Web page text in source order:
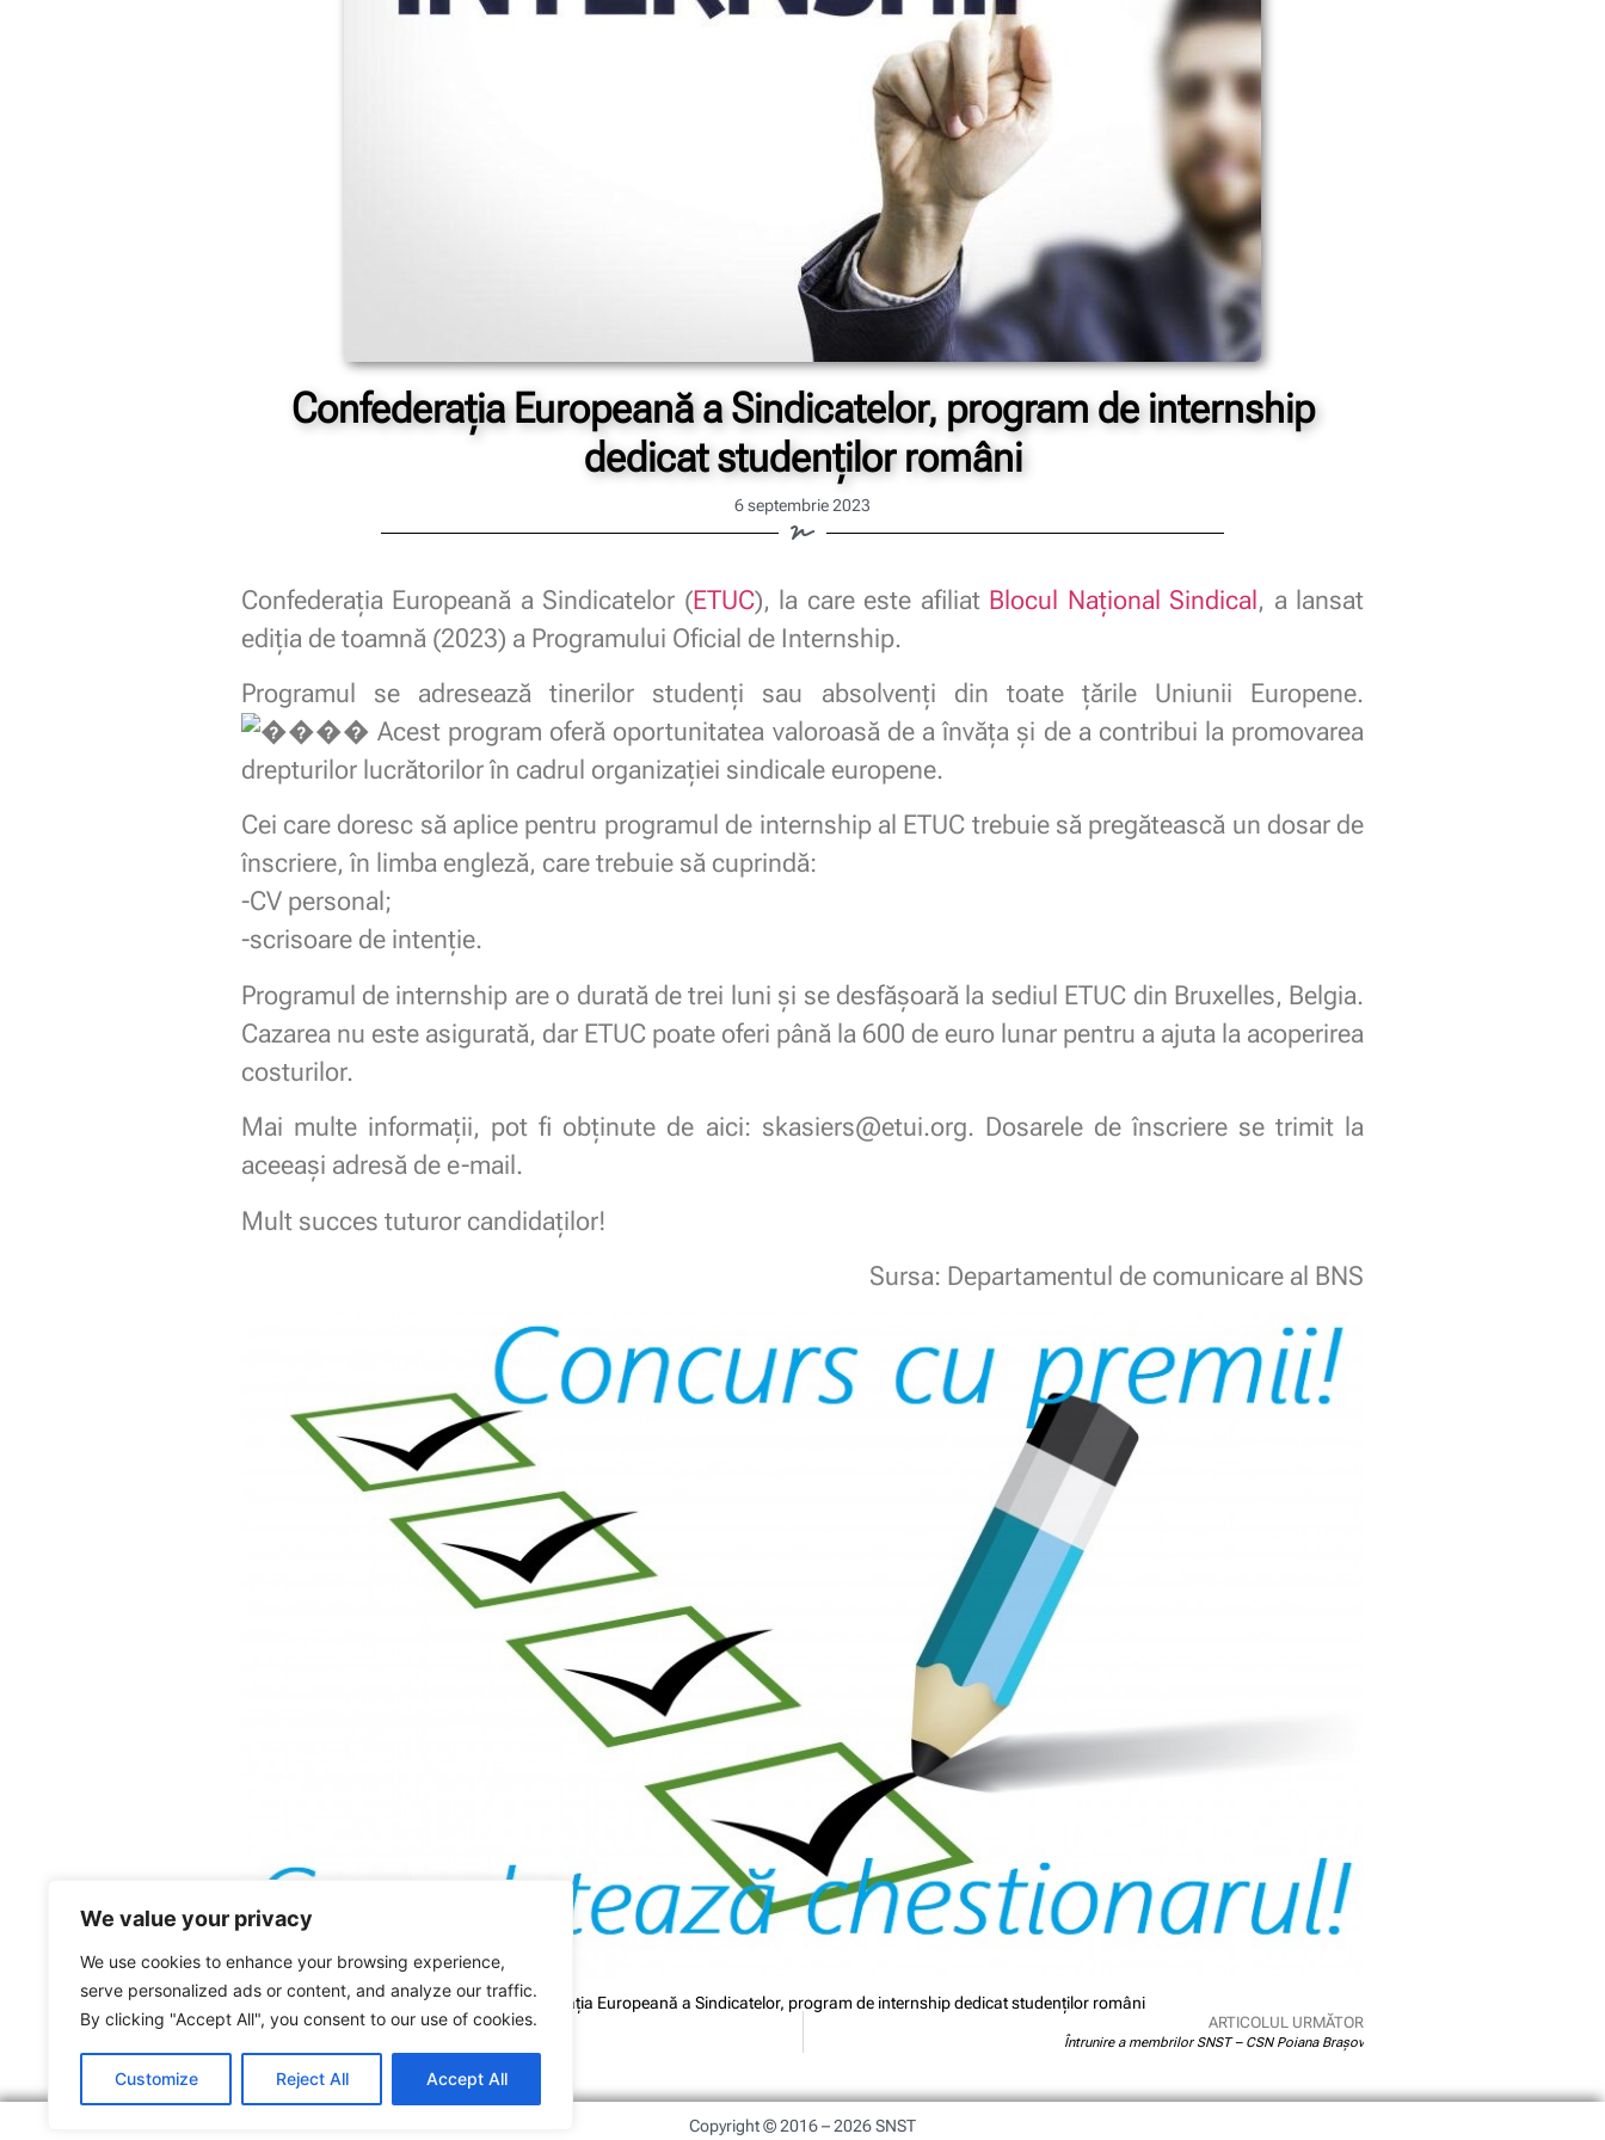
We value your privacy
We use cookies to enhance your browsing experience,
serve personalized ads or content, and analyze our traffic.
By clicking "Accept All", you consent to our use of cookies.
Customize Reject All Accept All
Confederația Europeană a Sindicatelor, program de internship
dedicat studenților români
6 septembrie 2023
Confederația Europeană a Sindicatelor (ETUC), la care este afiliat Blocul Național Sindical, a lansat
ediția de toamnă (2023) a Programului Oficial de Internship.
Programul se adresează tinerilor studenți sau absolvenți din toate țările Uniunii Europene.
Acest program oferă oportunitatea valoroasă de a învăța și de a contribui la promovarea
drepturilor lucrătorilor în cadrul organizației sindicale europene.
Cei care doresc să aplice pentru programul de internship al ETUC trebuie să pregătească un dosar de
înscriere, în limba engleză, care trebuie să cuprindă:
-CV personal;
-scrisoare de intenție.
Programul de internship are o durată de trei luni și se desfășoară la sediul ETUC din Bruxelles, Belgia.
Cazarea nu este asigurată, dar ETUC poate oferi până la 600 de euro lunar pentru a ajuta la acoperirea
costurilor.
Mai multe informații, pot fi obținute de aici: skasiers@etui.org. Dosarele de înscriere se trimit la
aceeași adresă de e-mail.
Mult succes tuturor candidaților!
Sursa: Departamentul de comunicare al BNS
Sindicatul Național Sport și Tineret: Confederația Europeană a Sindicatelor, program de internship dedicat studenților români
ARTICOLUL ANTERIOR ARTICOLUL URMĂTOR
Întrunire a membrilor SNST – CSN Poiana Brașov
Copyright © 2016 – 2026 SNST